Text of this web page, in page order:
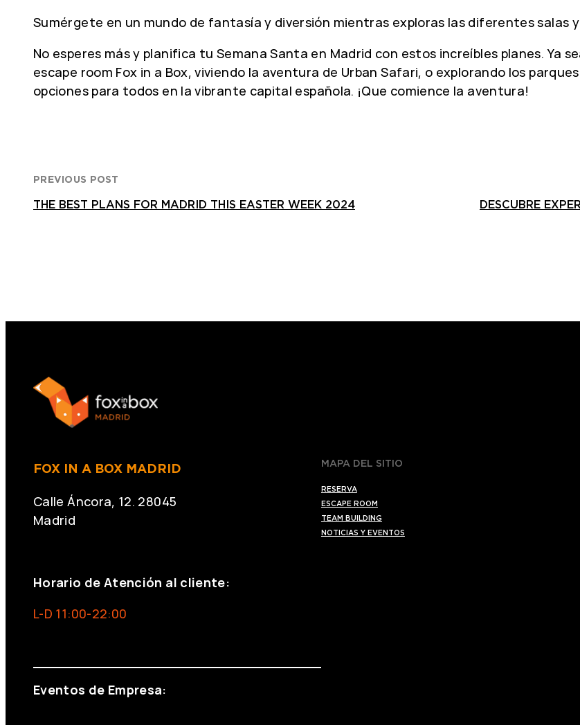
Sumérgete en un mundo de fantasía y diversión mientras exploras las diferentes salas
No esperes más y planifica tu Semana Santa en Madrid con estos increíbles planes. Ya
escape room Fox in a Box, viviendo la aventura de Urban Safari, o explorando los
opciones para todos en la vibrante capital española. ¡Que comience la aventura!
PREVIOUS POST
THE BEST PLANS FOR MADRID THIS EASTER WEEK 2024
DESCUBRE
FOX IN A BOX MADRID
Calle Áncora, 12. 28045
Madrid
Horario de Atención al cliente:
L-D 11:00-22:00
Eventos de Empresa:
MAPA DEL SITIO
RESERVA
ESCAPE ROOM
TEAM BUILDING
NOTICIAS Y EVENTOS